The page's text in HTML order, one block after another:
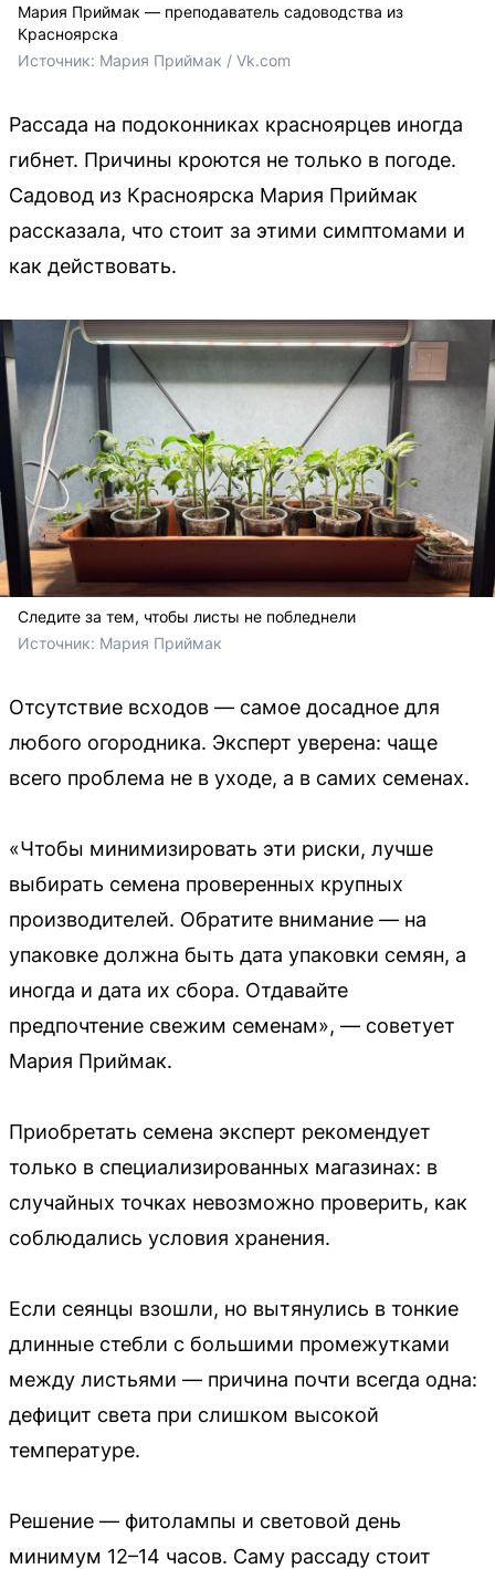
Мария Приймак — преподаватель садоводства из
Красноярска
Источник: Мария Приймак / Vk.com
Рассада на подоконниках красноярцев иногда
гибнет. Причины кроются не только в погоде.
Садовод из Красноярска Мария Приймак
рассказала, что стоит за этими симптомами и
как действовать.
Следите за тем, чтобы листы не побледнели
Источник: Мария Приймак
Отсутствие всходов — самое досадное для
любого огородника. Эксперт уверена: чаще
всего проблема не в уходе, а в самих семенах.
«Чтобы минимизировать эти риски, лучше
выбирать семена проверенных крупных
производителей. Обратите внимание — на
упаковке должна быть дата упаковки семян, а
иногда и дата их сбора. Отдавайте
предпочтение свежим семенам», — советует
Мария Приймак.
Приобретать семена эксперт рекомендует
только в специализированных магазинах: в
случайных точках невозможно проверить, как
соблюдались условия хранения.
Если сеянцы взошли, но вытянулись в тонкие
длинные стебли с большими промежутками
между листьями — причина почти всегда одна:
дефицит света при слишком высокой
температуре.
Решение — фитолампы и световой день
минимум 12–14 часов. Саму рассаду стоит